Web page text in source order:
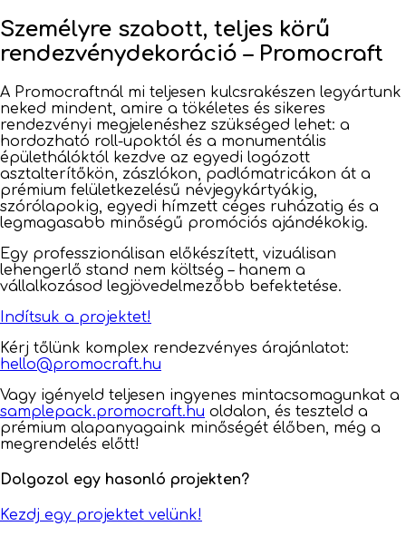
Személyre szabott, teljes körű
rendezvénydekoráció – Promocraft
A Promocraftnál mi teljesen kulcsrakészen legyártunk
neked mindent, amire a tökéletes és sikeres
rendezvényi megjelenéshez szükséged lehet: a
hordozható roll-upoktól és a monumentális
épülethálóktól kezdve az egyedi logózott
asztalterítőkön, zászlókon, padlómatricákon át a
prémium felületkezelésű névjegykártyákig,
szórólapokig, egyedi hímzett céges ruházatig és a
legmagasabb minőségű promóciós ajándékokig.
Egy professzionálisan előkészített, vizuálisan
lehengerlő stand nem költség – hanem a
vállalkozásod legjövedelmezőbb befektetése.
Indítsuk a projektet!
Kérj tőlünk komplex rendezvényes árajánlatot:
hello@promocraft.hu
Vagy igényeld teljesen ingyenes mintacsomagunkat a
samplepack.promocraft.hu oldalon, és teszteld a
prémium alapanyagaink minőségét élőben, még a
megrendelés előtt!
Dolgozol egy hasonló projekten?
Kezdj egy projektet velünk!